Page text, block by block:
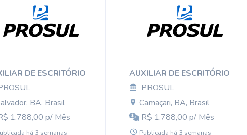
DE ESCRITÓRIO
BA, Brasil
1.788,00 p/ Mês
há 3 semanas
AUXILIAR DE ESCRITÓRIO
PROSUL
Camaçari, BA, Brasil
R$ 1.788,00 p/ Mês
Publicada há 3 semanas